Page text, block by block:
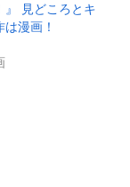
』 見どころとキ
漫画！